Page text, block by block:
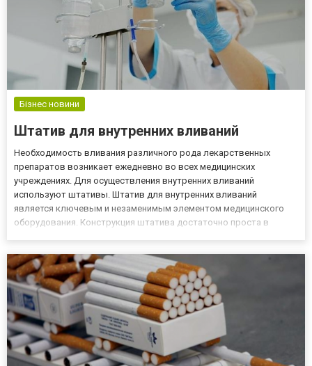
Бізнес новини
Штатив для внутренних вливаний
Необходимость вливания различного рода лекарственных
препаратов возникает ежедневно во всех медицинских
учреждениях. Для осуществления внутренних вливаний
используют штативы. Штатив для внутренних вливаний
является ключевым и незаменимым элементом медицинского
оборудования. Конструкция штатива достаточно проста в
долговечность; безопасность; до...